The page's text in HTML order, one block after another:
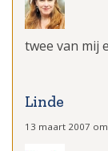
twee van mij
Linde
13 maart 2007